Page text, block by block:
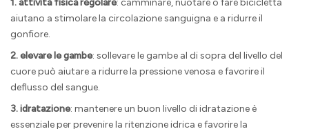
1. attività fisica regolare: camminare, nuotare o fare bicicletta
aiutano a stimolare la circolazione sanguigna e a ridurre il
gonfiore.
2. elevare le gambe: sollevare le gambe al di sopra del livello del
cuore può aiutare a ridurre la pressione venosa e favorire il
deflusso del sangue.
3. idratazione: mantenere un buon livello di idratazione è
essenziale per prevenire la ritenzione idrica e favorire la